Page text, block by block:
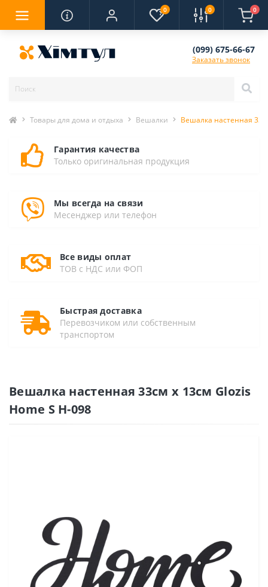
0 0 0
(099) 675-66-67
Заказать звонок
Товары для дома и отдыха Вешалки Вешалка настенная
Гарантия качества
Только оригинальная продукция
Мы всегда на связи
Месенджер или телефон
Все виды оплат
ТОВ с НДС или ФОП
Быстрая доставка
Перевозчиком или собственным
транспортом
Вешалка настенная 33см х 13см Glozis
Home S H-098